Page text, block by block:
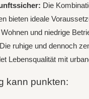
Die
bieten ideale
und niedrige
Die ruhige und dennoch
Lebensqualität mit
kann punkten: